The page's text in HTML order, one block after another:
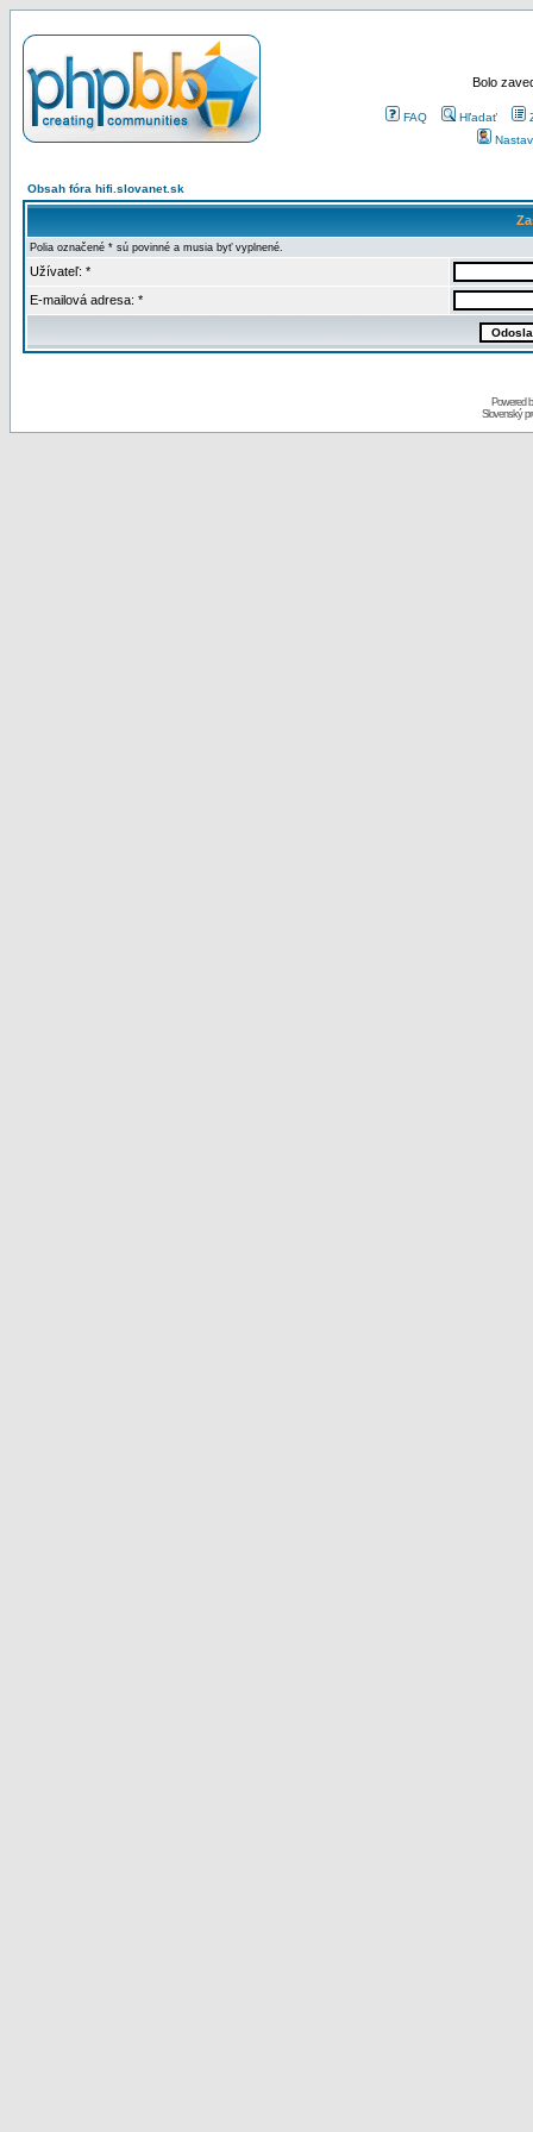
Bolo
FAQ Hľadať
Obsah fóra hifi.slovanet.sk
Polia označené * sú povinné a musia byť vyplnené.
Užívateľ: *
E-mailová adresa: *
Powered
Slovenský